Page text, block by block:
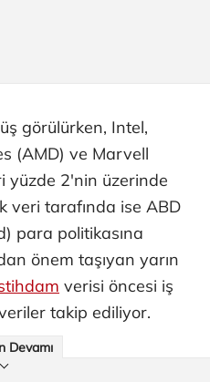
görülürken, Intel,
(AMD) ve Marvell
yüzde 2'nin üzerinde
veri tarafında ise ABD
para politikasına
önem taşıyan yarın
verisi öncesi iş
takip ediliyor.
Devamı